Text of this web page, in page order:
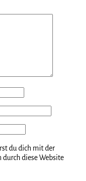
du dich mit der
diese Website